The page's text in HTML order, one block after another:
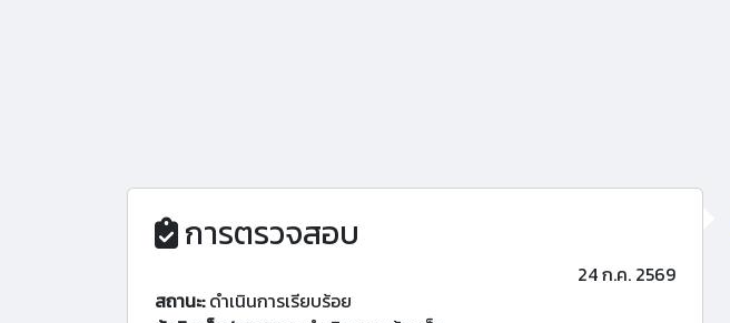
การตรวจสอบ
24 ก.ค. 2569
สถานะ:ดำเนินการเรียบร้อย